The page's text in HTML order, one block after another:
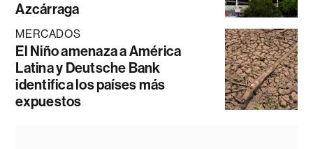
Azcárraga
MERCADOS
El Niño amenaza a América
Latina y Deutsche Bank
identifica los países más
expuestos